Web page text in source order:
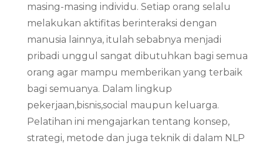
masing-masing individu. Setiap orang selalu
melakukan aktifitas berinteraksi dengan
manusia lainnya, itulah sebabnya menjadi
pribadi unggul sangat dibutuhkan bagi semua
orang agar mampu memberikan yang terbaik
bagi semuanya. Dalam lingkup
pekerjaan,bisnis,social maupun keluarga.
Pelatihan ini mengajarkan tentang konsep,
strategi, metode dan juga teknik di dalam NLP